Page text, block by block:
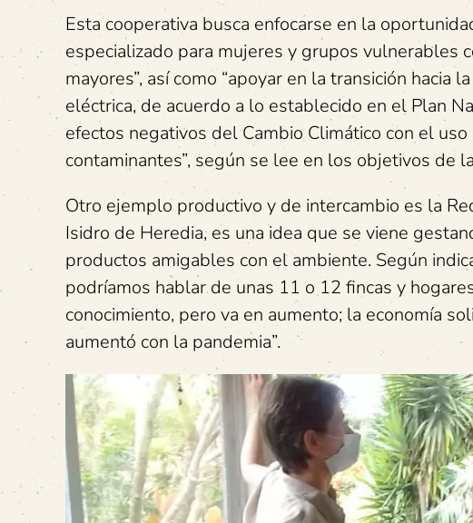
Esta cooperativa busca enfocarse en la
especializado para mujeres y grupos vulnerables
mayores”, así como “apoyar en la transición
eléctrica, de acuerdo a lo establecido en el Plan
efectos negativos del Cambio Climático con el
contaminantes”, según se lee en los objetivos de
Otro ejemplo productivo y de intercambio es la
Isidro de Heredia, es una idea que se viene
productos amigables con el ambiente. Según
podríamos hablar de unas 11 o 12 fincas y
conocimiento, pero va en aumento; la economía
aumentó con la pandemia”.